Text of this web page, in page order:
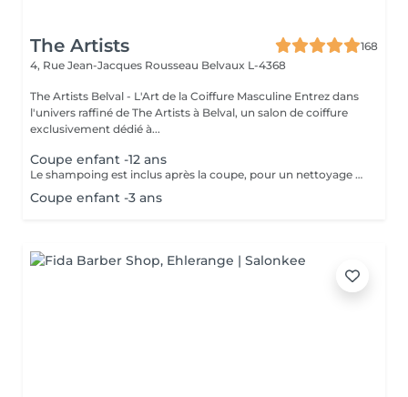
The Artists
168
4, Rue Jean-Jacques Rousseau Belvaux L-4368
The Artists Belval - L'Art de la Coiffure Masculine Entrez dans
l'univers raffiné de The Artists à Belval, un salon de coiffure
exclusivement dédié à...
Coupe enfant -12 ans
Le shampoing est inclus après la coupe, pour un nettoyage en profondeur et un soin optimal. Le coiffage, réalisé en fin de prestation, garantit un style parfaitement maîtrisé et durable. Coiffage (Cire, Poudre, Gel, Laque) Fixation sur-mesure pour tous les styles, avec des produits adaptés pour une texture et une brillance durables.
Coupe enfant -3 ans